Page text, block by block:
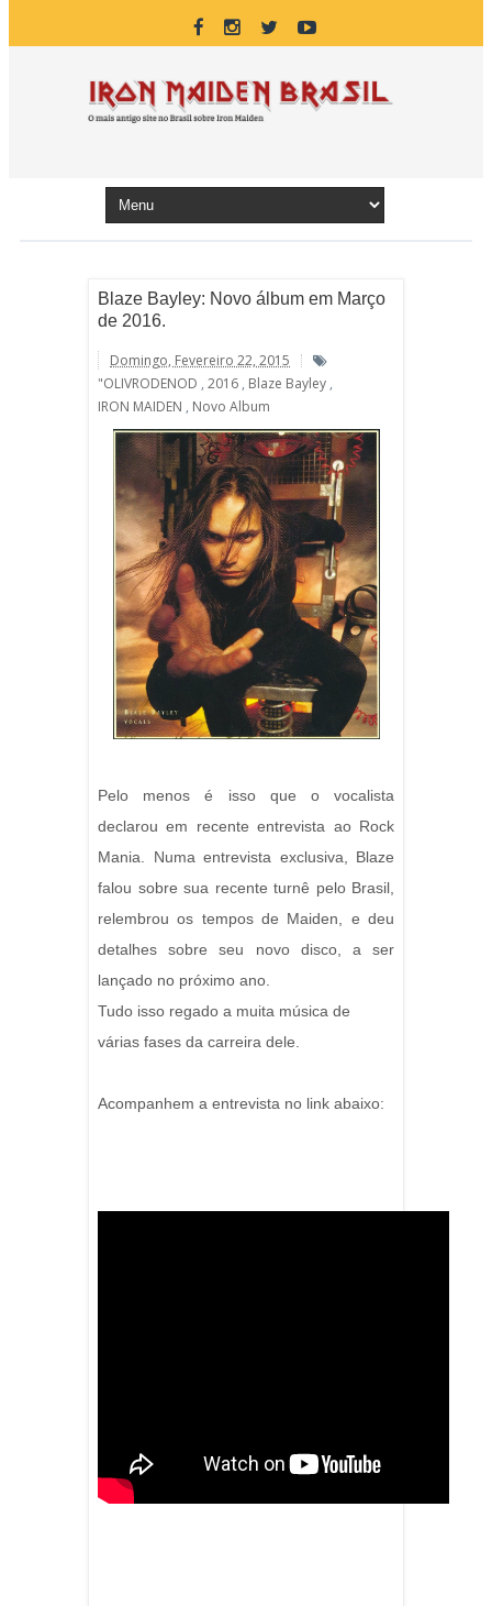
Blaze Bayley: Novo álbum em Março
de 2016.
Domingo, Fevereiro 22, 2015
"OLIVRODENOD , 2016 , Blaze Bayley ,
IRON MAIDEN , Novo Album
Pelo menos é isso que o vocalista
declarou em recente entrevista ao Rock
Mania. Numa entrevista exclusiva, Blaze
falou sobre sua recente turnê pelo Brasil,
relembrou os tempos de Maiden, e deu
detalhes sobre seu novo disco, a ser
lançado no próximo ano.
Tudo isso regado a muita música de
várias fases da carreira dele.
Acompanhem a entrevista no link abaixo: